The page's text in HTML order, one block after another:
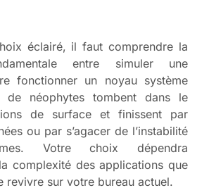
éclairé, il faut comprendre la
entre simuler une
fonctionner un noyau système
de néophytes tombent dans le
de surface et finissent par
ou par s’agacer de l’instabilité
Votre choix dépendra
complexité des applications que
revivre sur votre bureau actuel.